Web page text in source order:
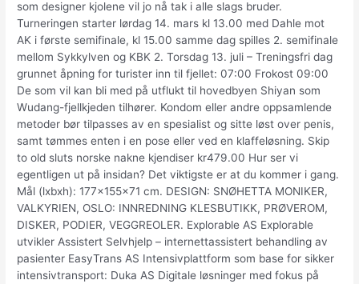
som designer kjolene vil jo nå tak i alle slags bruder.
Turneringen starter lørdag 14. mars kl 13.00 med Dahle mot
AK i første semifinale, kl 15.00 samme dag spilles 2. semifinale
mellom Sykkylven og KBK 2. Torsdag 13. juli – Treningsfri dag
grunnet åpning for turister inn til fjellet: 07:00 Frokost 09:00
De som vil kan bli med på utflukt til hovedbyen Shiyan som
Wudang-fjellkjeden tilhører. Kondom eller andre oppsamlende
metoder bør tilpasses av en spesialist og sitte løst over penis,
samt tømmes enten i en pose eller ved en klaffeløsning. Skip
to old sluts norske nakne kjendiser kr479.00 Hur ser vi
egentligen ut på insidan? Det viktigste er at du kommer i gang.
Mål (lxbxh): 177x155x71 cm. DESIGN: SNØHETTA MONIKER,
VALKYRIEN, OSLO: INNREDNING KLESBUTIKK, PRØVEROM,
DISKER, PODIER, VEGGREOLER. Explorable AS Explorable
utvikler Assistert Selvhjelp – internettassistert behandling av
pasienter EasyTrans AS Intensivplattform som base for sikker
intensivtransport: Duka AS Digitale løsninger med fokus på